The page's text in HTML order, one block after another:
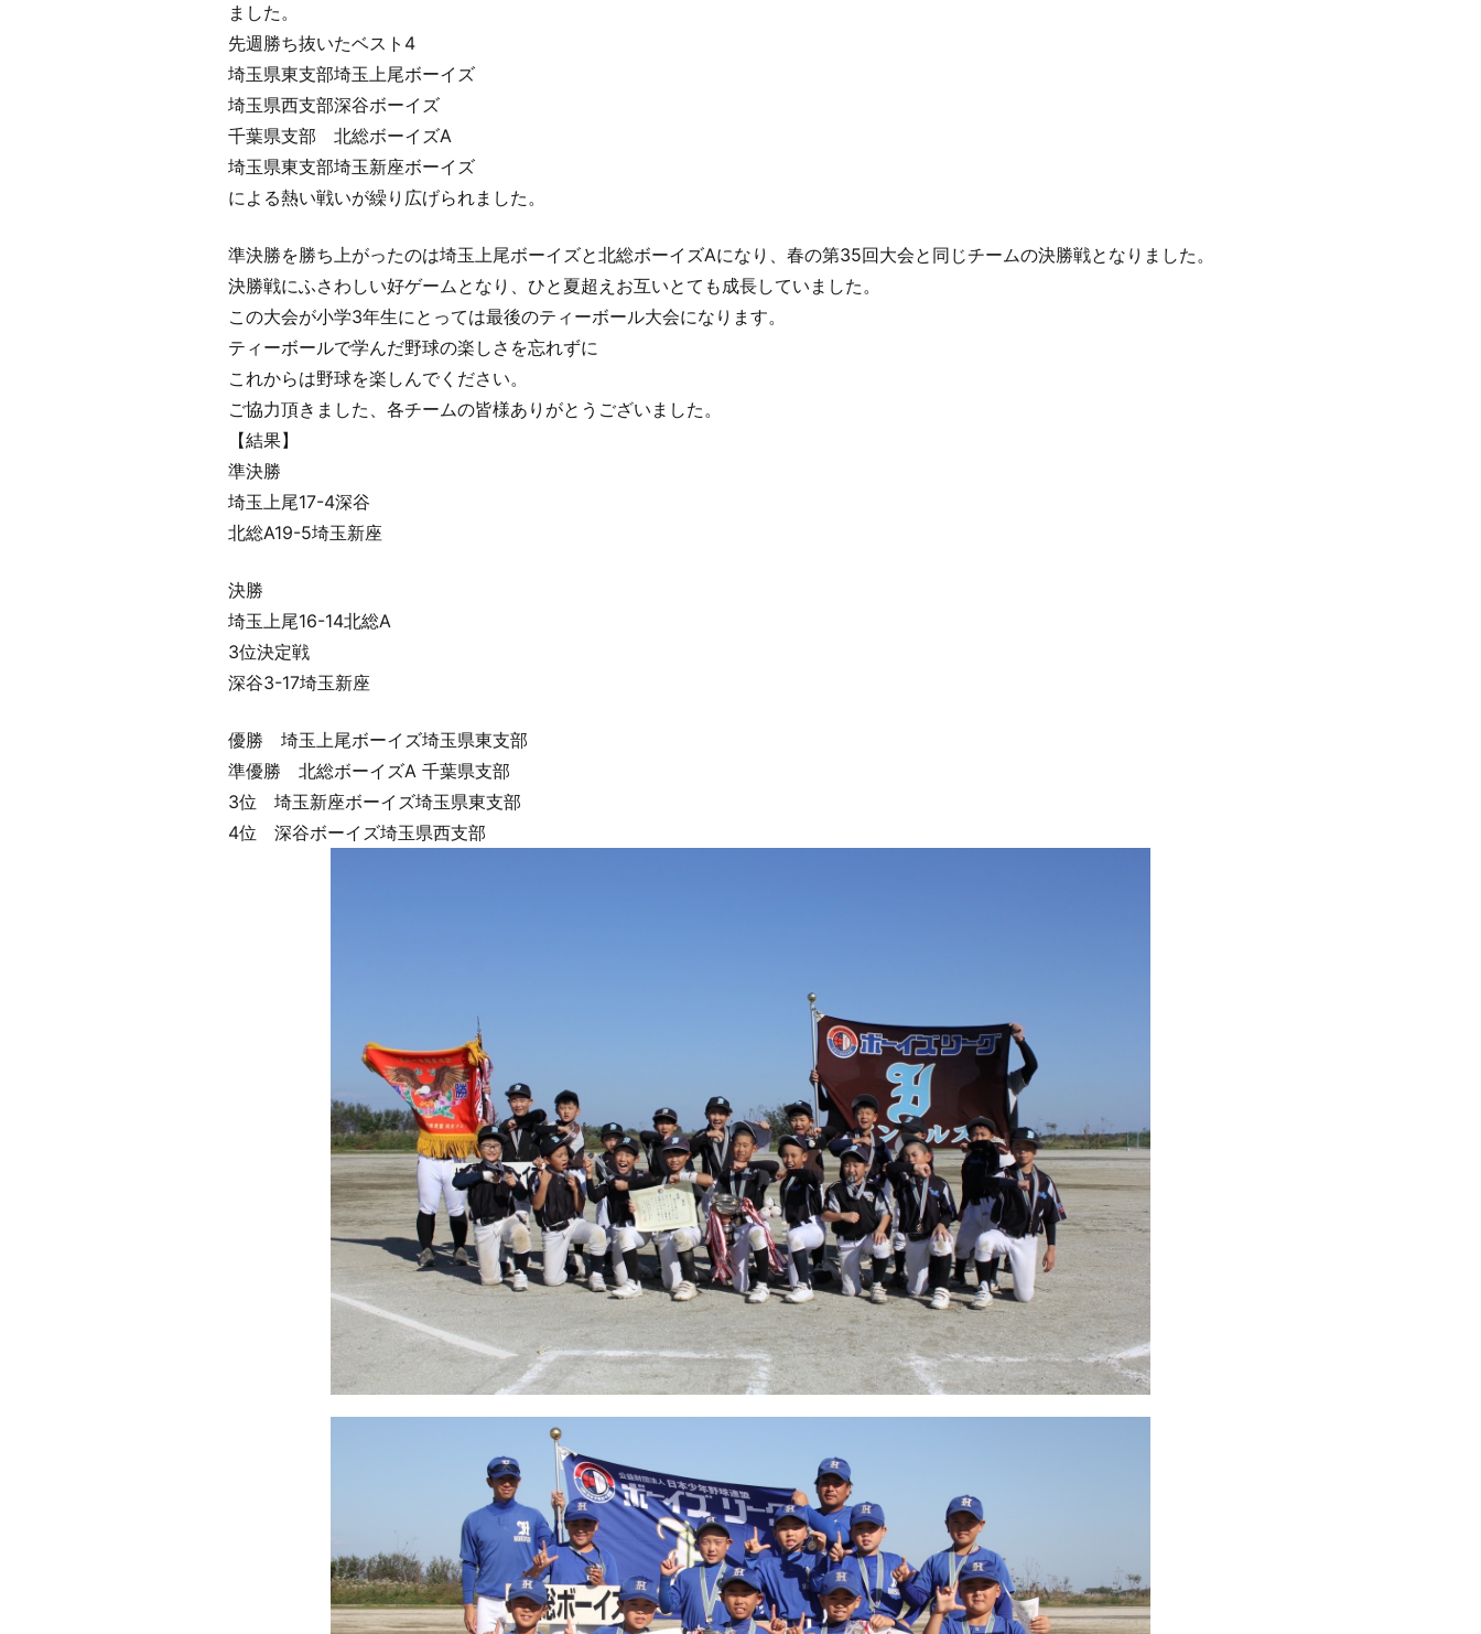
ました。
先週勝ち抜いたベスト4
埼玉県東支部埼玉上尾ボーイズ
埼玉県西支部深谷ボーイズ
千葉県支部 北総ボーイズA
埼玉県東支部埼玉新座ボーイズ
による熱い戦いが繰り広げられました。
準決勝を勝ち上がったのは埼玉上尾ボーイズと北総ボーイズAになり、春の第35回大会と同じチームの決勝戦となりました。
決勝戦にふさわしい好ゲームとなり、ひと夏超えお互いとても成長していました。
この大会が小学3年生にとっては最後のティーボール大会になります。
ティーボールで学んだ野球の楽しさを忘れずに
これからは野球を楽しんでください。
ご協力頂きました、各チームの皆様ありがとうございました。
【結果】
準決勝
埼玉上尾17-4深谷
北総A19-5埼玉新座
決勝
埼玉上尾16-14北総A
3位決定戦
深谷3-17埼玉新座
優勝 埼玉上尾ボーイズ埼玉県東支部
準優勝 北総ボーイズA 千葉県支部
3位 埼玉新座ボーイズ埼玉県東支部
4位 深谷ボーイズ埼玉県西支部